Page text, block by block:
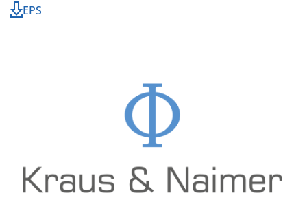
EPS